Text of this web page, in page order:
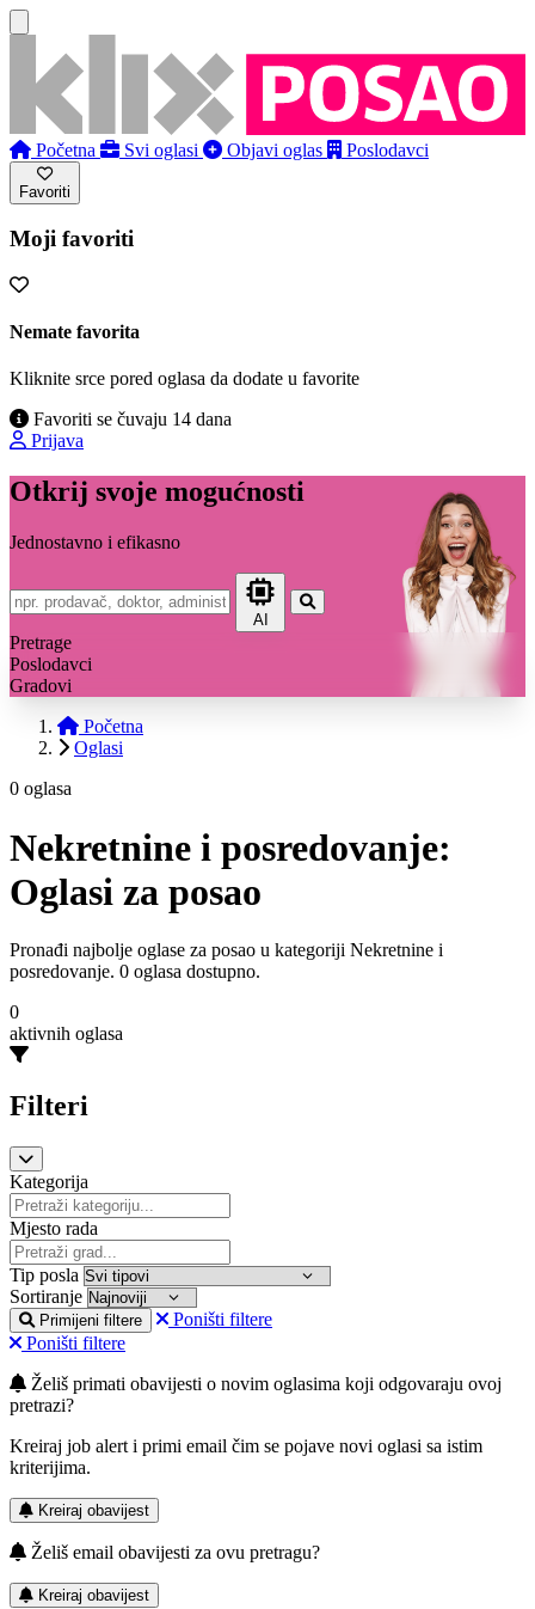
Početna Svi oglasi Objavi oglas Poslodavci
Favoriti
Moji favoriti
Nemate favorita
Kliknite srce pored oglasa da dodate u favorite
Favoriti se čuvaju 14 dana
Prijava
Otkrij svoje mogućnosti
Jednostavno i efikasno
AI
Pretrage
Poslodavci
Gradovi
Početna
Oglasi
0 oglasa
Nekretnine i posredovanje:
Oglasi za posao
Pronađi najbolje oglase za posao u kategoriji Nekretnine i
posredovanje. 0 oglasa dostupno.
0
aktivnih oglasa
Filteri
Kategorija
Mjesto rada
Tip posla
Sortiranje
Primijeni filtere
Poništi filtere
Poništi filtere
Želiš primati obavijesti o novim oglasima koji odgovaraju ovoj
pretrazi?
Kreiraj job alert i primi email čim se pojave novi oglasi sa istim
kriterijima.
Kreiraj obavijest
Želiš email obavijesti za ovu pretragu?
Kreiraj obavijest